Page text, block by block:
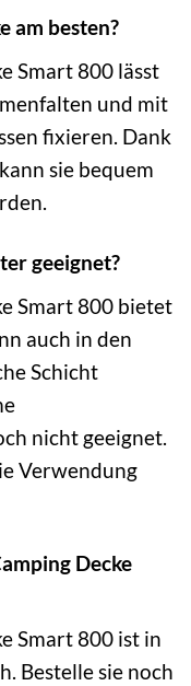
am besten?
Smart 800 lässt
und mit
fixieren. Dank
sie bequem
geeignet?
Smart 800 bietet
auch in den
Schicht
nicht geeignet.
Verwendung
Decke
Smart 800 ist in
Bestelle sie noch